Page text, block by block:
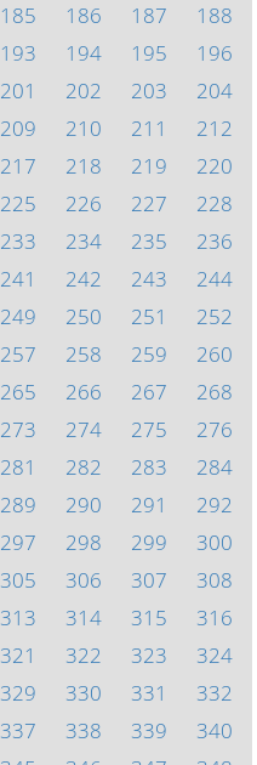
185 186 187
188
193 194 195
196
201 202 203
204
209 210 211
212
217 218 219
220
225 226 227
228
233 234 235
236
241 242 243
244
249 250 251
252
257 258 259
260
265 266 267
268
273 274 275
276
281 282 283
284
289 290 291
292
297 298 299
300
305 306 307
308
313 314 315
316
321 322 323
324
329 330 331
332
337 338 339
340